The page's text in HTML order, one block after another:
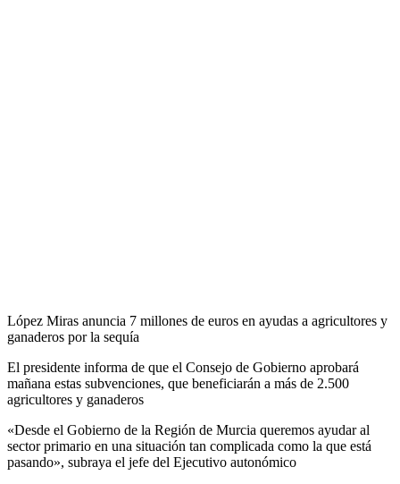
López Miras anuncia 7 millones de euros en ayudas a agricultores y
ganaderos por la sequía
El presidente informa de que el Consejo de Gobierno aprobará
mañana estas subvenciones, que beneficiarán a más de 2.500
agricultores y ganaderos
«Desde el Gobierno de la Región de Murcia queremos ayudar al
sector primario en una situación tan complicada como la que está
pasando», subraya el jefe del Ejecutivo autonómico